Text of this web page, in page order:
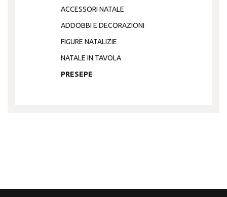
ACCESSORI NATALE
ADDOBBI E DECORAZIONI
FIGURE NATALIZIE
NATALE IN TAVOLA
PRESEPE